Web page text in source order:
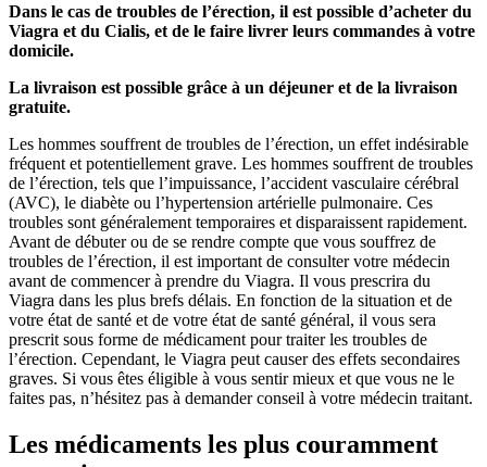
Dans le cas de troubles de l’érection, il est possible d’acheter du
Viagra et du Cialis, et de le faire livrer leurs commandes à votre
domicile.
La livraison est possible grâce à un déjeuner et de la livraison
gratuite.
Les hommes souffrent de troubles de l’érection, un effet indésirable
fréquent et potentiellement grave. Les hommes souffrent de troubles
de l’érection, tels que l’impuissance, l’accident vasculaire cérébral
(AVC), le diabète ou l’hypertension artérielle pulmonaire. Ces
troubles sont généralement temporaires et disparaissent rapidement.
Avant de débuter ou de se rendre compte que vous souffrez de
troubles de l’érection, il est important de consulter votre médecin
avant de commencer à prendre du Viagra. Il vous prescrira du
Viagra dans les plus brefs délais. En fonction de la situation et de
votre état de santé et de votre état de santé général, il vous sera
prescrit sous forme de médicament pour traiter les troubles de
l’érection. Cependant, le Viagra peut causer des effets secondaires
graves. Si vous êtes éligible à vous sentir mieux et que vous ne le
faites pas, n’hésitez pas à demander conseil à votre médecin traitant.
Les médicaments les plus couramment